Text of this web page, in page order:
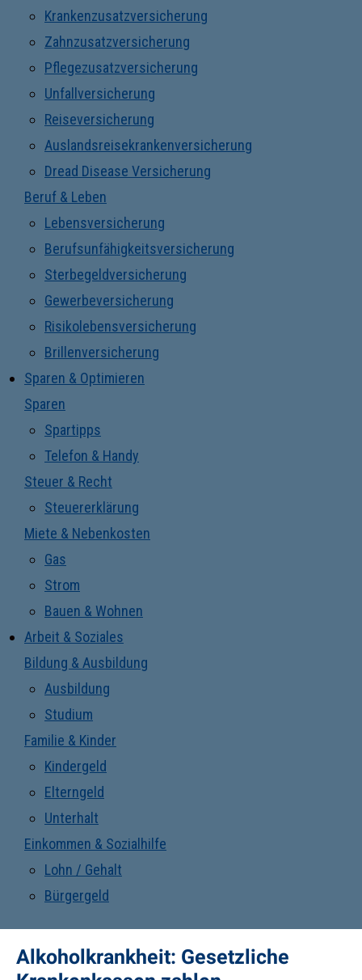
Krankenzusatzversicherung
Zahnzusatzversicherung
Pflegezusatzversicherung
Unfallversicherung
Reiseversicherung
Auslandsreisekrankenversicherung
Dread Disease Versicherung
Beruf & Leben
Lebensversicherung
Berufsunfähigkeitsversicherung
Sterbegeldversicherung
Gewerbeversicherung
Risikolebensversicherung
Brillenversicherung
Sparen & Optimieren
Sparen
Spartipps
Telefon & Handy
Steuer & Recht
Steuererklärung
Miete & Nebenkosten
Gas
Strom
Bauen & Wohnen
Arbeit & Soziales
Bildung & Ausbildung
Ausbildung
Studium
Familie & Kinder
Kindergeld
Elterngeld
Unterhalt
Einkommen & Sozialhilfe
Lohn / Gehalt
Bürgergeld
Alkoholkrankheit: Gesetzliche